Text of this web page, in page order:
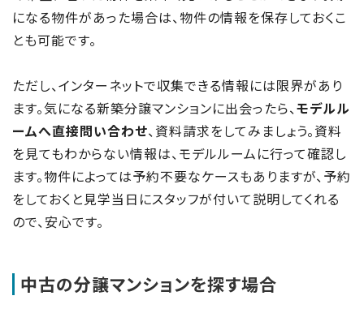
になる物件があった場合は、物件の情報を保存しておくこ
とも可能です。
ただし、インターネットで収集できる情報には限界があり
ます。気になる新築分譲マンションに出会ったら、モデルル
ームへ直接問い合わせ、資料請求をしてみましょう。資料
を見てもわからない情報は、モデルルームに行って確認し
ます。物件によっては予約不要なケースもありますが、予約
をしておくと見学当日にスタッフが付いて説明してくれる
ので、安心です。
中古の分譲マンションを探す場合